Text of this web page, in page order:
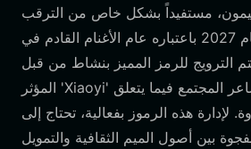
مستفيداً بشكل خاص من الترقب
الثقافي المحيط بعام 2027 باعتباره عام الأغنام القادم في
يتم الترويج للرمز المميز بنشاط من قبل
المؤثر 'Xiaoyi' ويعتمد على مشاعر المجتمع فيما يتعلق
لإدارة هذه الرموز بفعالية، تحتاج إلى
بين أصول الميم الثقافية والتمويل